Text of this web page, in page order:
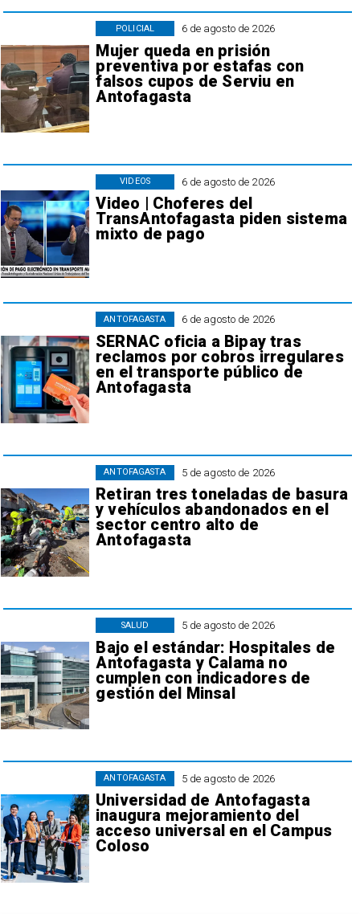
6 de agosto de 2026
Mujer queda en prisión
preventiva por estafas con
falsos cupos de Serviu en
Antofagasta
POLICIAL
6 de agosto de 2026
Video | Choferes del
TransAntofagasta piden sistema
mixto de pago
VIDEOS
6 de agosto de 2026
SERNAC oficia a Bipay tras
reclamos por cobros irregulares
en el transporte público de
Antofagasta
ANTOFAGASTA
5 de agosto de 2026
Retiran tres toneladas de basura
y vehículos abandonados en el
sector centro alto de
Antofagasta
ANTOFAGASTA
5 de agosto de 2026
Bajo el estándar: Hospitales de
Antofagasta y Calama no
cumplen con indicadores de
gestión del Minsal
SALUD
5 de agosto de 2026
Universidad de Antofagasta
inaugura mejoramiento del
acceso universal en el Campus
Coloso
ANTOFAGASTA